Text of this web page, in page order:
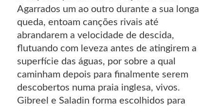
Agarrados um ao outro durante a sua longa
queda, entoam canções rivais até
abrandarem a velocidade de descida,
flutuando com leveza antes de atingirem a
superfície das águas, por sobre a qual
caminham depois para finalmente serem
descobertos numa praia inglesa, vivos.
Gibreel e Saladin forma escolhidos para